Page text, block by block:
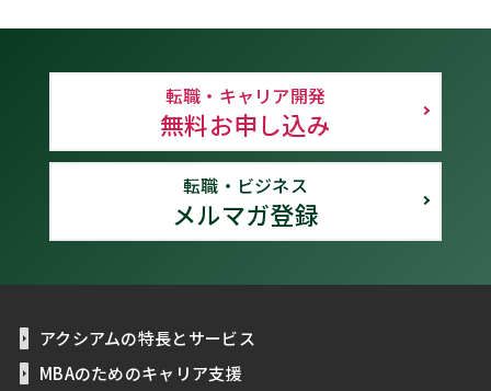
転職・キャリア開発
無料お申し込み
転職・ビジネス
メルマガ登録
アクシアムの特長とサービス
MBAのためのキャリア支援